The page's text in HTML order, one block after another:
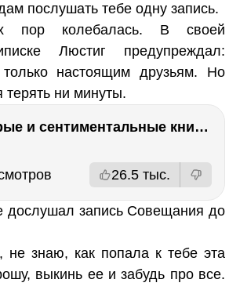
послушать тебе одну запись.
пор колебалась. В своей
Люстиг предупреждал:
настоящим друзьям. Но
терять ни минуты.
Оооочень добрые и сентиментальные книги. Бабушка велела кланяться и История Артура Трулава
26.5 тыс.
дослушал запись Совещания до
знаю, как попала к тебе эта
выкинь ее и забудь про все.